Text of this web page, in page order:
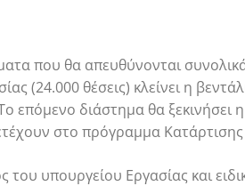
που θα απευθύνονται
(24.000 θέσεις) κλείνει η
επόμενο διάστημα θα ξεκινήσει
στο πρόγραμμα Κατάρτισης
υπουργείου Εργασίας και